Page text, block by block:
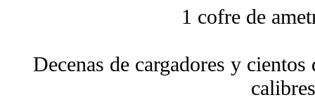
1 cofre de
Decenas de cargadores y
calibres